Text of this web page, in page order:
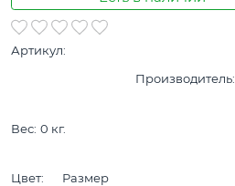
Артикул:
Производитель:
Вес: 0 кг.
Цвет: Размер